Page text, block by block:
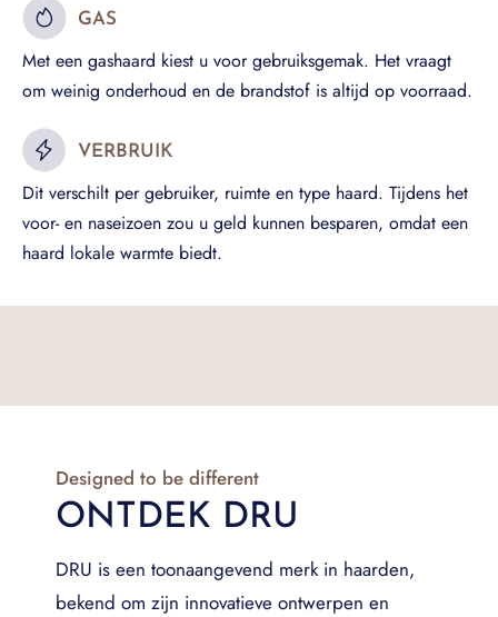
GAS
Met een gashaard kiest u voor gebruiksgemak. Het vraagt
om weinig onderhoud en de brandstof is altijd op voorraad.
VERBRUIK
Dit verschilt per gebruiker, ruimte en type haard. Tijdens het
voor- en naseizoen zou u geld kunnen besparen, omdat een
haard lokale warmte biedt.
Designed to be different
ONTDEK DRU
DRU is een toonaangevend merk in haarden,
bekend om zijn innovatieve ontwerpen en